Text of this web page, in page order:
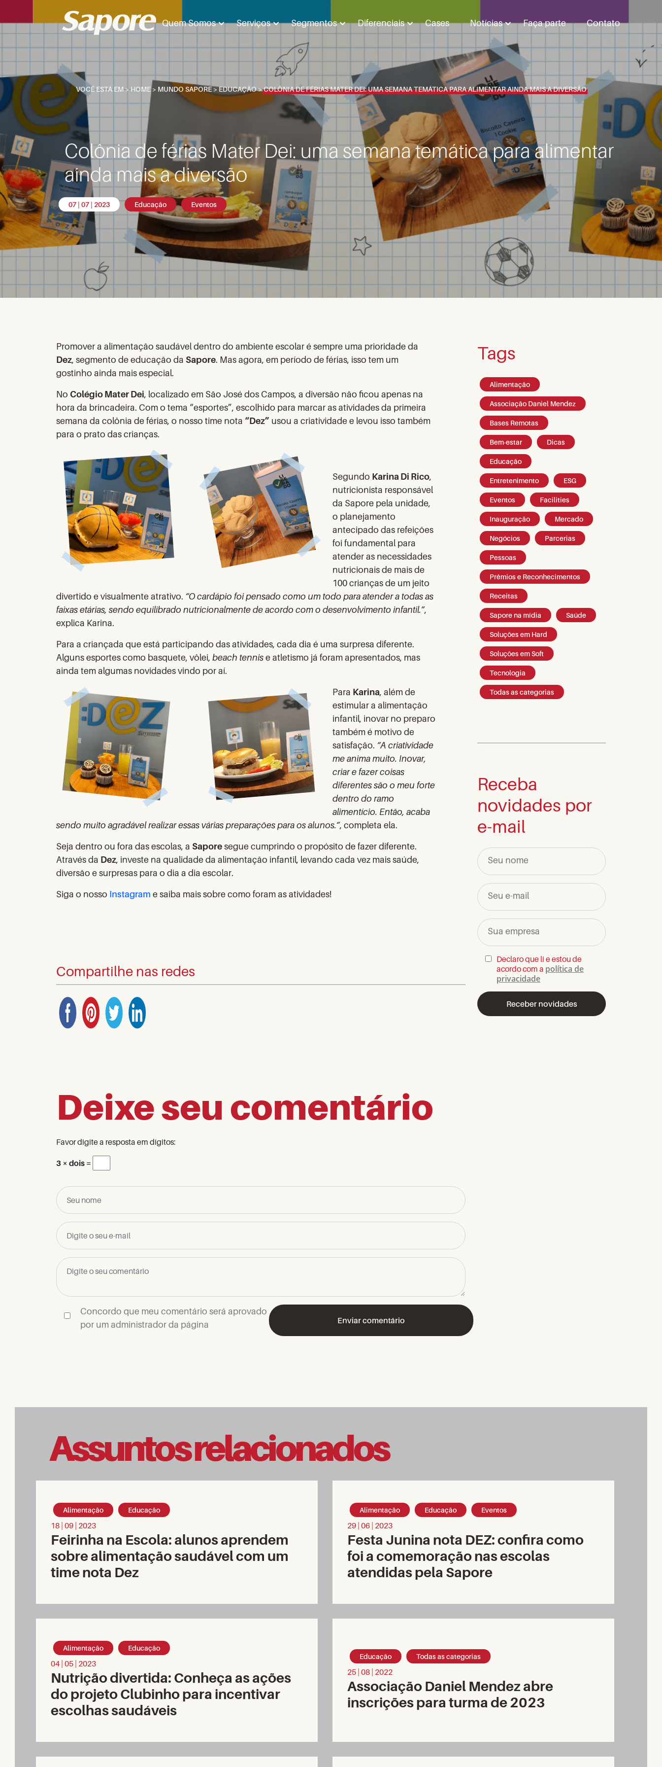
Quem Somos Serviços Segmentos Diferenciais Cases Notícias Faça parte Contato
VOCÊ ESTÁ EM >HOME> MUNDO SAPORE>EDUCAÇÃO>COLÔNIA DE FÉRIAS MATER DEI: UMA SEMANA TEMÁTICA PARA ALIMENTAR AINDA MAIS A DIVERSÃO
Colônia de férias Mater Dei: uma semana temática para alimentar
ainda mais a diversão
07 | 07 | 2023 Educação Eventos
Promover a alimentação saudável dentro do ambiente escolar é sempre uma prioridade da
Dez, segmento de educação da Sapore. Mas agora, em período de férias, isso tem um
gostinho ainda mais especial.
No Colégio Mater Dei, localizado em São José dos Campos, a diversão não ficou apenas na
hora da brincadeira. Com o tema “esportes”, escolhido para marcar as atividades da primeira
semana da colônia de férias, o nosso time nota “Dez” usou a criatividade e levou isso também
para o prato das crianças.
Segundo Karina Di Rico,
nutricionista responsável
da Sapore pela unidade,
o planejamento
antecipado das refeições
foi fundamental para
atender as necessidades
nutricionais de mais de
100 crianças de um jeito
divertido e visualmente atrativo. “O cardápio foi pensado como um todo para atender a todas as
faixas etárias, sendo equilibrado nutricionalmente de acordo com o desenvolvimento infantil.”,
explica Karina.
Para a criançada que está participando das atividades, cada dia é uma surpresa diferente.
Alguns esportes como basquete, vôlei, beach tennise atletismo já foram apresentados, mas
ainda tem algumas novidades vindo por aí.
Para Karina, além de
estimular a alimentação
infantil, inovar no preparo
também é motivo de
satisfação. “A criatividade
me anima muito. Inovar,
criar e fazer coisas
diferentes são o meu forte
dentro do ramo
alimentício. Então, acaba
sendo muito agradável realizar essas várias preparações para os alunos.”, completa ela.
Seja dentro ou fora das escolas, a Saporesegue cumprindo o propósito de fazer diferente.
Através da Dez, investe na qualidade da alimentação infantil, levando cada vez mais saúde,
diversão e surpresas para o dia a dia escolar.
Siga o nosso Instagram e saiba mais sobre como foram as atividades!
Compartilhe nas redes
Deixe seu comentário
Concordo que meu comentário será aprovado
por um administrador da página
Favor digite a resposta em dígitos:
3 × dois =
Tags
Alimentação
Associação Daniel Mendez
Bases Remotas
Bem-estar Dicas
Educação
Entretenimento ESG
Eventos Facilities
Inauguração Mercado
Negócios Parcerias
Pessoas
Prêmios e Reconhecimentos
Receitas
Sapore na mídia Saúde
Soluções em Hard
Soluções em Soft
Tecnologia
Todas as categorias
Receba
novidades por
e-mail
Seu nome
Seu e-mail
Sua empresa
Declaro que li e estou de
acordo com a política de
privacidade
Assuntos relacionados
Alimentação Educação
18 | 09 | 2023
Feirinha na Escola: alunos aprendem
sobre alimentação saudável com um
time nota Dez
Alimentação Educação Eventos
29 | 06 | 2023
Festa Junina nota DEZ: confira como
foi a comemoração nas escolas
atendidas pela Sapore
Alimentação Educação
04 | 05 | 2023
Nutrição divertida: Conheça as ações
do projeto Clubinho para incentivar
escolhas saudáveis
Educação Todas as categorias
25 | 08 | 2022
Associação Daniel Mendez abre
inscrições para turma de 2023